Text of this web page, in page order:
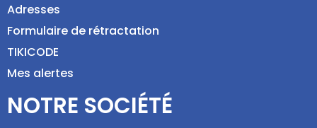
Adresses
Formulaire de rétractation
TIKICODE
Mes alertes
NOTRE SOCIÉTÉ